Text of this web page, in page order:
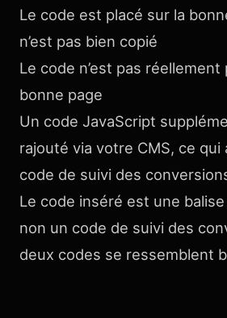
Le code est placé sur la
n’est pas bien copié
Le code n’est pas réellement
bonne page
Un code JavaScript
rajouté via votre CMS, ce qui
code de suivi des
Le code inséré est une
non un code de suivi des
deux codes se ressemblent